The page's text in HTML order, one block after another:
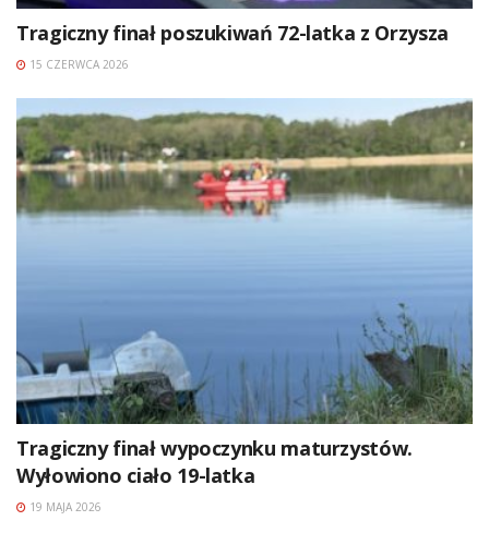
Tragiczny finał poszukiwań 72-latka z Orzysza
15 CZERWCA 2026
Tragiczny finał wypoczynku maturzystów.
Wyłowiono ciało 19-latka
19 MAJA 2026